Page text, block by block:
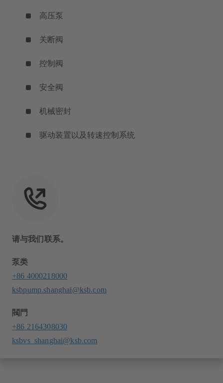
高压泵
关断阀
控制阀
安全阀
机械密封
驱动装置以及转速控制系统
请与我们联系。
泵类
+86 4000218000
ksbpump.shanghai@ksb.com
閥門
+86 2164308030
ksbvs_shanghai@ksb.com